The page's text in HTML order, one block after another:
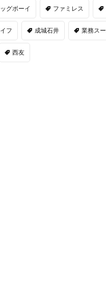
グボーイ ファミレス
フ 成城石井 業務ス
西友